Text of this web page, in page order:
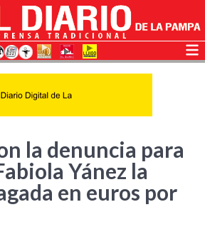
la denuncia para
Yánez la
en euros por